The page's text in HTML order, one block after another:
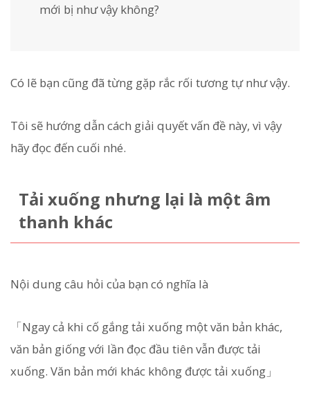
mới bị như vậy không?
Có lẽ bạn cũng đã từng gặp rắc rối tương tự như vậy.
Tôi sẽ hướng dẫn cách giải quyết vấn đề này, vì vậy
hãy đọc đến cuối nhé.
Tải xuống nhưng lại là một âm
thanh khác
Nội dung câu hỏi của bạn có nghĩa là
「Ngay cả khi cố gắng tải xuống một văn bản khác,
văn bản giống với lần đọc đầu tiên vẫn được tải
xuống. Văn bản mới khác không được tải xuống」